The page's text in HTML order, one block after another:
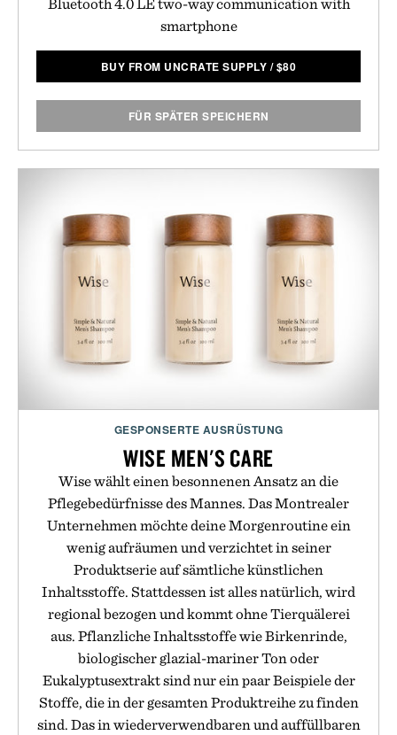
Bluetooth 4.0 LE two-way communication with
smartphone
BUY FROM UNCRATE SUPPLY /$80
FÜR SPÄTER SPEICHERN
GESPONSERTE AUSRÜSTUNG
WISE MEN'S CARE
Wise wählt einen besonnenen Ansatz an die
Pflegebedürfnisse des Mannes. Das Montrealer
Unternehmen möchte deine Morgenroutine ein
wenig aufräumen und verzichtet in seiner
Produktserie auf sämtliche künstlichen
Inhaltsstoffe. Stattdessen ist alles natürlich, wird
regional bezogen und kommt ohne Tierquälerei
aus. Pflanzliche Inhaltsstoffe wie Birkenrinde,
biologischer glazial-mariner Ton oder
Eukalyptusextrakt sind nur ein paar Beispiele der
Stoffe, die in der gesamten Produktreihe zu finden
sind. Das in wiederverwendbaren und auffüllbaren